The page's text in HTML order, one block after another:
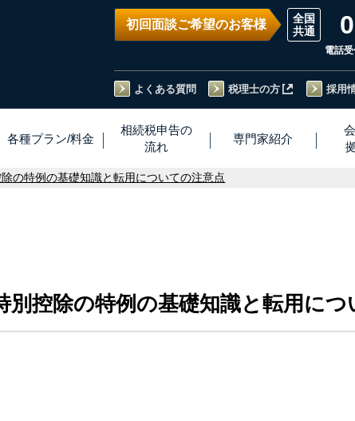
初回面談ご希望のお客様
電話
よくある質問 税理士の方 採用
各種プラン/料金
相続税申告の
流れ
専門家紹介
の特例の基礎知識と転用についての注意点
別控除の特例の基礎知識と転用につ